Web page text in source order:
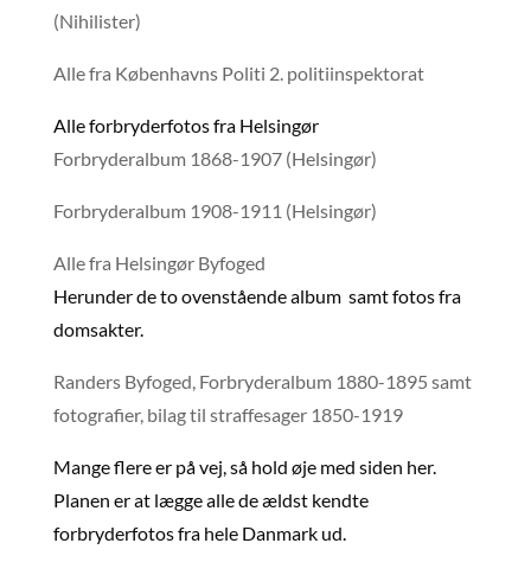
(Nihilister)
Alle fra Københavns Politi 2. politiinspektorat
Alle forbryderfotos fra Helsingør
Forbryderalbum 1868-1907 (Helsingør)
Forbryderalbum 1908-1911 (Helsingør)
Alle fra Helsingør Byfoged
Herunder de to ovenstående album samt fotos fra
domsakter.
Randers Byfoged, Forbryderalbum 1880-1895 samt
fotografier, bilag til straffesager 1850-1919
Mange flere er på vej, så hold øje med siden her.
Planen er at lægge alle de ældst kendte
forbryderfotos fra hele Danmark ud.